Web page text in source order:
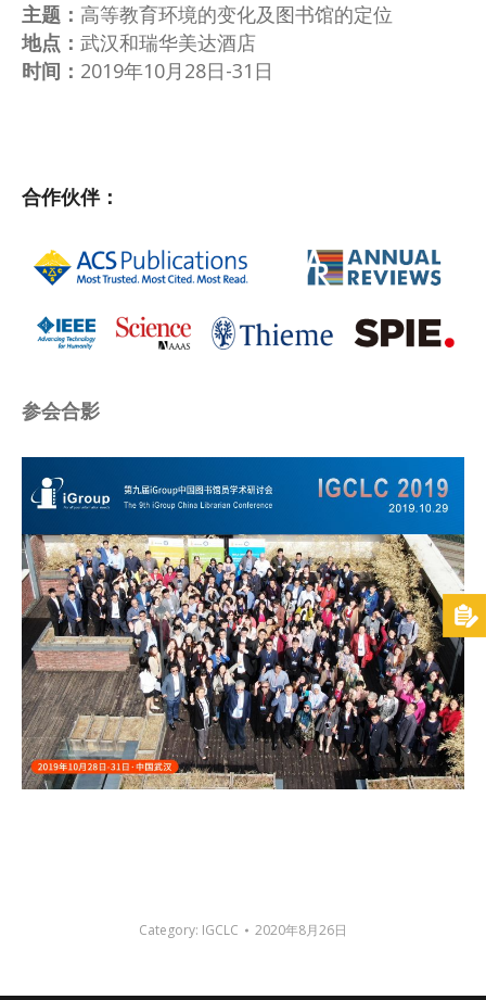
主题： 高等教育环境的变化及图书馆的定位
地点： 武汉和瑞华美达酒店
时间： 2019年10月28日-31日
合作伙伴：
参会合影
Category: IGCLC 2020年8月26日